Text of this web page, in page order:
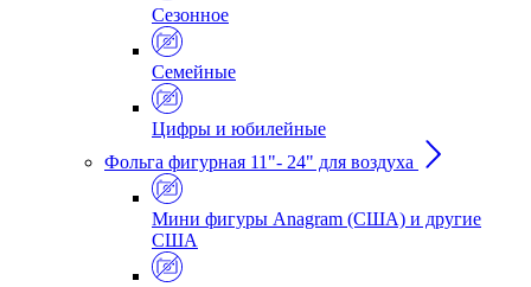
Сезонное
Семейные
Цифры и юбилейные
Фольга фигурная 11"- 24" для воздуха
Мини фигуры Anagram (США) и другие
США